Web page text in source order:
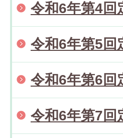
令和6年第4回
令和6年第5回
令和6年第6回
令和6年第7回